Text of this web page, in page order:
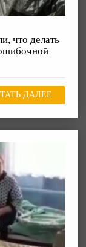
что делать
ДАЛЕЕ